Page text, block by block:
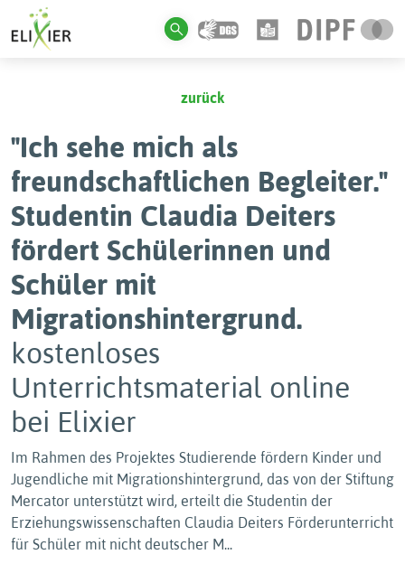
zurück
"Ich sehe mich als
freundschaftlichen Begleiter."
Studentin Claudia Deiters
fördert Schülerinnen und
Schüler mit
Migrationshintergrund.
kostenloses
Unterrichtsmaterial online
bei Elixier
Im Rahmen des Projektes Studierende fördern Kinder und
Jugendliche mit Migrationshintergrund, das von der Stiftung
Mercator unterstützt wird, erteilt die Studentin der
Erziehungswissenschaften Claudia Deiters Förderunterricht
für Schüler mit nicht deutscher M...